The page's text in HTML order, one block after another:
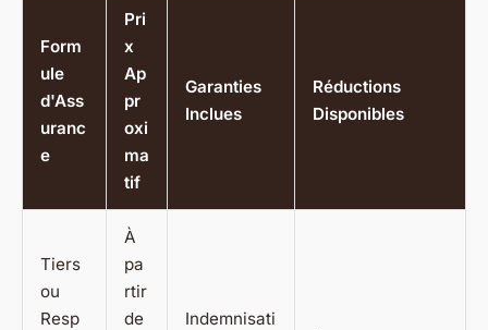
Form
ule
d'Ass
uranc
e
Pri
x
Ap
pr
oxi
ma
tif
Garanties
Inclues
Réductions
Disponibles
Tiers
ou
Resp
À
pa
rtir
de
Indemnisati